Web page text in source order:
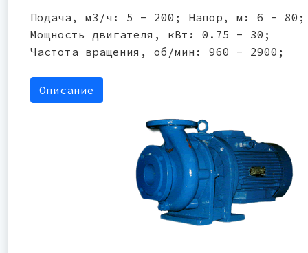
Подача, м3/ч: 5 - 200; Напор, м: 6 - 80;
Мощность двигателя, кВт: 0.75 - 30;
Частота вращения, об/мин: 960 - 2900;
Описание